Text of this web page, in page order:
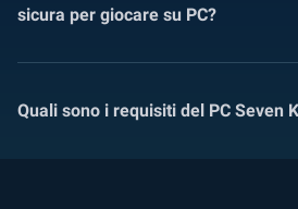
sicura per giocare su PC?
Quali sono i requisiti del PC Seven